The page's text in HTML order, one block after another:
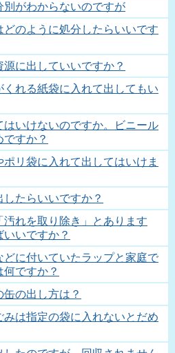
がわからないのですが
のように処分したらいいです
に出していいですか？
れる紙袋に入れて出してもい
いけないのですか。ビニール
すか？
リ袋に入れて出してはいけま
たらいいですか？
れを取り除き」とあります
いですか？
どに付いていたラップと家庭で
ですか？
の出し方は？
は指定の袋に入れないとだめ